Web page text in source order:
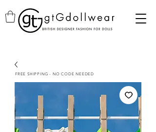
FREE SHIPPING - NO CODE NEEDED